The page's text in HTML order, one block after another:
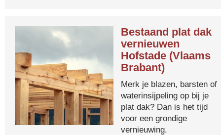
Bestaand plat dak
vernieuwen
Hofstade (Vlaams
Brabant)
Merk je blazen, barsten of
waterinsijpeling op bij je
plat dak? Dan is het tijd
voor een grondige
vernieuwing.